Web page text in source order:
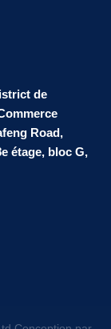
de
Road,
étage, bloc G,